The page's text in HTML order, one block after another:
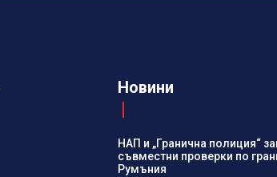
Новини
НАП и „Гранична полиция“
съвместни проверки по
Румъния